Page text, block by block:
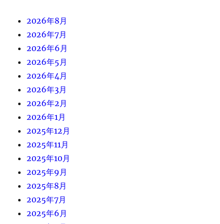
2026年8月
2026年7月
2026年6月
2026年5月
2026年4月
2026年3月
2026年2月
2026年1月
2025年12月
2025年11月
2025年10月
2025年9月
2025年8月
2025年7月
2025年6月